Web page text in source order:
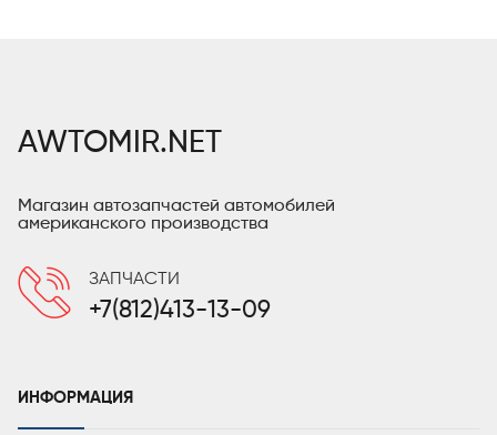
AWTOMIR.NET
Магазин автозапчастей автомобилей
американского производства
ЗАПЧАСТИ
+7(812)413-13-09
ИНФОРМАЦИЯ